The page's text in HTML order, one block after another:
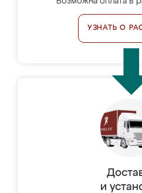
УЗНАТЬ О
и